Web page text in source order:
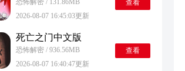
恐怖解密 / 131.86MB
2026-08-07 16:45:03更新
查看
死亡之门中文版
恐怖解密 / 936.56MB
2026-08-07 16:40:47更新
查看